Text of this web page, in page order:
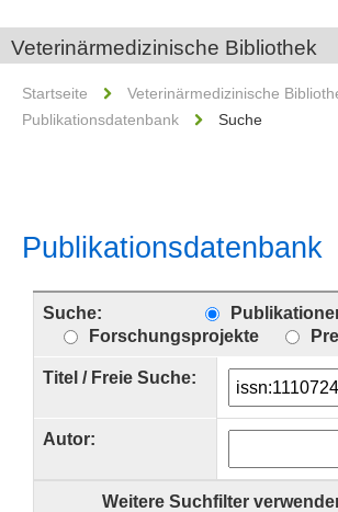
Veterinärmedizinische Bibliothek
Startseite
Veterinärmedizinische
Publikationsdatenbank
Suche
Publikationsdatenbank
Suche:
Forschungsprojekte
Titel / Freie Suche:
Autor:
Weitere Suchfilter